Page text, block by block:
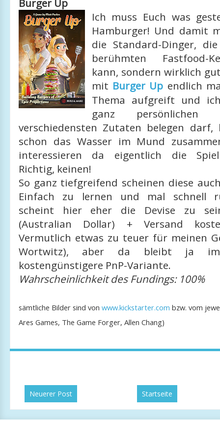
Burger Up
Ich muss Euch was
Hamburger! Und damit
die Standard-Dinger,
berühmten Fastfood-
kann, sondern wirklich
mit Burger Up endlich
Thema aufgreift und
ganz
verschiedensten Zutaten belegen
schon das Wasser im Mund
interessieren da eigentlich die
Richtig, keinen!
So ganz tiefgreifend scheinen diese
Einfach zu lernen und mal schnell
scheint hier eher die Devise zu
(Australian Dollar) + Versand
Vermutlich etwas zu teuer für meinen
Wortwitz), aber da bleibt ja
kostengünstigere PnP-Variante.
Wahrscheinlichkeit des Fundings: 100%
sämtliche Bilder sind von www.kickstarter.com bzw. vom
Ares Games, The Game Forger, Allen Chang)
Neuerer Post Startseite